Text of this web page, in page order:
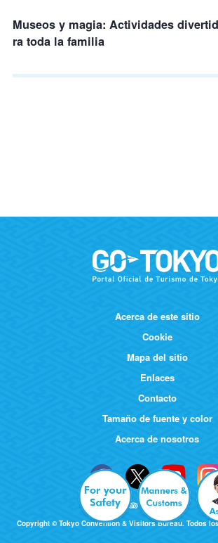
Museos y magia: Actividades
ra toda la familia
Acerca de este sitio
Cookie
Mapa del sitio
Enlaces
Contacto
Tamaño de fuente y color
Acerca de nosotros
Copyright © Tokyo Convention & Visitors Bureau. Todos